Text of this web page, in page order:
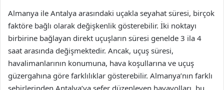
Almanya ile Antalya arasındaki uçakla seyahat süresi, birçok
faktöre bağlı olarak değişkenlik gösterebilir. İki noktayı
birbirine bağlayan direkt uçuşların süresi genelde 3 ila 4
saat arasında değişmektedir. Ancak, uçuş süresi,
havalimanlarının konumuna, hava koşullarına ve uçuş
güzergahına göre farklılıklar gösterebilir. Almanya’nın farklı
şehirlerinden Antalya’ya sefer düzenleyen havayolları, bu